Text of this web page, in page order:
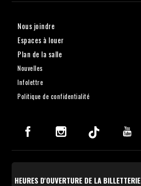
Nous joindre
Espaces à louer
Plan de la salle
Nouvelles
Infolettre
Politique de confidentialité
HEURES D'OUVERTURE DE LA BILLETTERIE